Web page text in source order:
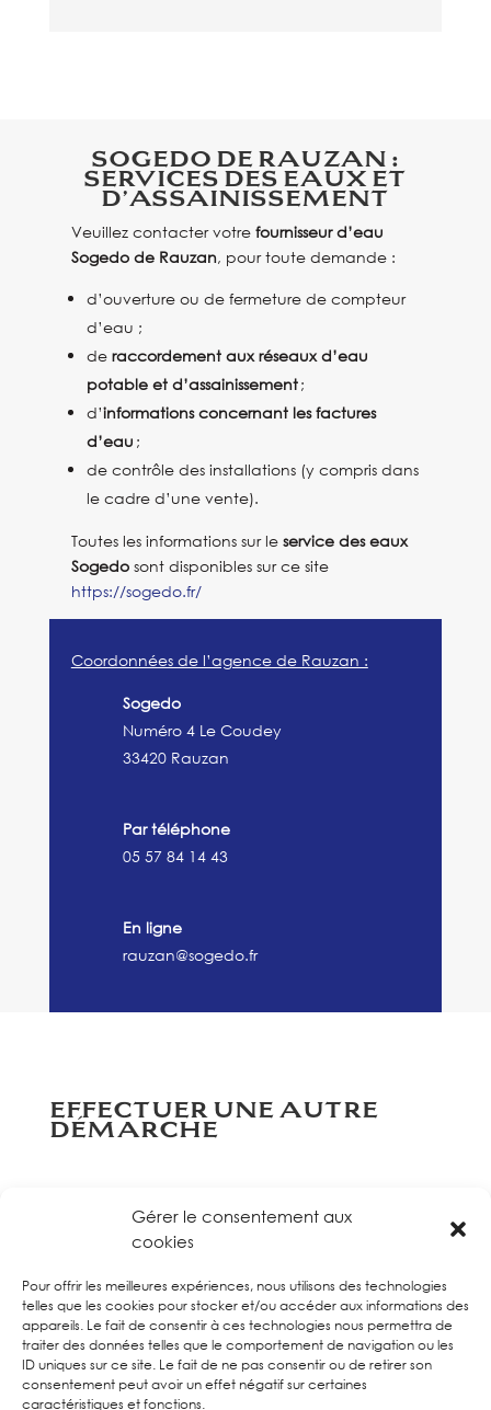
Gérer le consentement aux
cookies
Pour offrir les meilleures expériences, nous utilisons des technologies
telles que les cookies pour stocker et/ou accéder aux informations des
appareils. Le fait de consentir à ces technologies nous permettra de
traiter des données telles que le comportement de navigation ou les
ID uniques sur ce site. Le fait de ne pas consentir ou de retirer son
consentement peut avoir un effet négatif sur certaines
caractéristiques et fonctions.
SOGEDO DE RAUZAN :
SERVICES DES EAUX ET
D’ASSAINISSEMENT
Veuillez contacter votre fournisseur d’eau
Sogedo de Rauzan, pour toute demande :
d’ouverture ou de fermeture de compteur
d’eau ;
de raccordement aux réseaux d’eau
potable et d’assainissement;
d’informations concernant les factures
d’eau ;
de contrôle des installations (y compris dans
le cadre d’une vente).
Toutes les informations sur le service des eaux
Sogedosont disponibles sur ce site
https://sogedo.fr/
Coordonnées de l’agence de Rauzan :
Sogedo
Numéro 4 Le Coudey
33420 Rauzan
Par téléphone
05 57 84 14 43
En ligne
rauzan@sogedo.fr
EFFECTUER UNE AUTRE
DÉMARCHE